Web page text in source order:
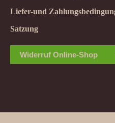
Liefer-und
Satzung
Widerruf Online-Shop